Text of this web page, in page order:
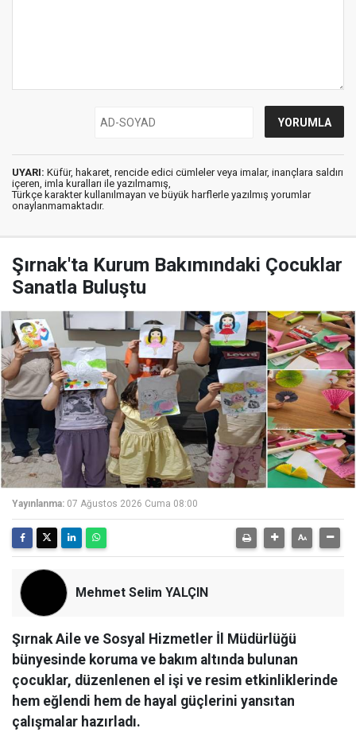
UYARI: Küfür, hakaret, rencide edici cümleler veya imalar, inançlara saldırı
içeren, imla kuralları ile yazılmamış,
Türkçe karakter kullanılmayan ve büyük harflerle yazılmış yorumlar
onaylanmamaktadır.
Şırnak'ta Kurum Bakımındaki Çocuklar
Sanatla Buluştu
Yayınlanma: 07 Ağustos 2026 Cuma 08:00
Mehmet Selim YALÇIN
Şırnak Aile ve Sosyal Hizmetler İl Müdürlüğü
bünyesinde koruma ve bakım altında bulunan
çocuklar, düzenlenen el işi ve resim etkinliklerinde
hem eğlendi hem de hayal güçlerini yansıtan
çalışmalar hazırladı.